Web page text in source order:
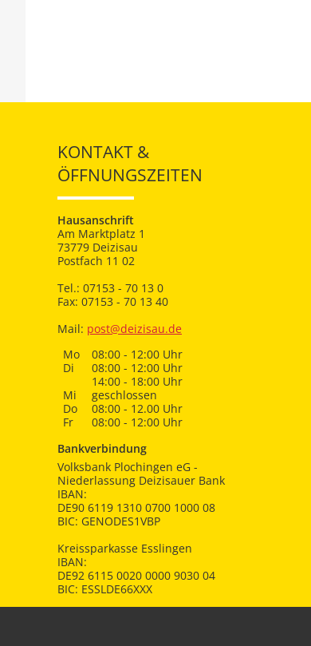
KONTAKT &
ÖFFNUNGSZEITEN
Hausanschrift
Am Marktplatz 1
73779 Deizisau
Postfach 11 02
Tel.: 07153 - 70 13 0
Fax: 07153 - 70 13 40
Mail: post@deizisau.de
Mo
08:00 - 12:00 Uhr
Di
08:00 - 12:00 Uhr
14:00 - 18:00 Uhr
Mi
geschlossen
Do
08:00 - 12.00 Uhr
Fr
08:00 - 12:00 Uhr
Bankverbindung
Volksbank Plochingen eG -
Niederlassung Deizisauer Bank
IBAN:
DE90 6119 1310 0700 1000 08
BIC: GENODES1VBP
Kreissparkasse Esslingen
IBAN:
DE92 6115 0020 0000 9030 04
BIC: ESSLDE66XXX